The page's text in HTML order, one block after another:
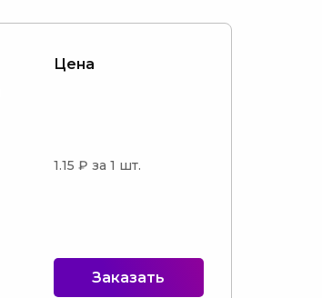
Цена
1.15 ₽ за 1 шт.
Заказать